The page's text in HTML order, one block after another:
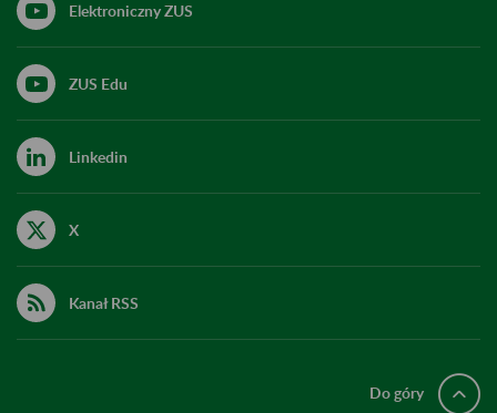
Elektroniczny ZUS
ZUS Edu
Linkedin
X
Kanał RSS
Do góry